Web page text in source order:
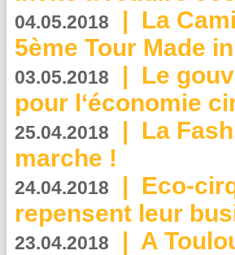
04.05.2018 | La
5ème Tour Made
03.05.2018 | Le
pour l‘économie
25.04.2018 | La
marche !
24.04.2018 | Eco-
repensent leur
23.04.2018 | A